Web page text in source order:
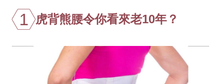
1 虎背熊腰令你看來老10年？